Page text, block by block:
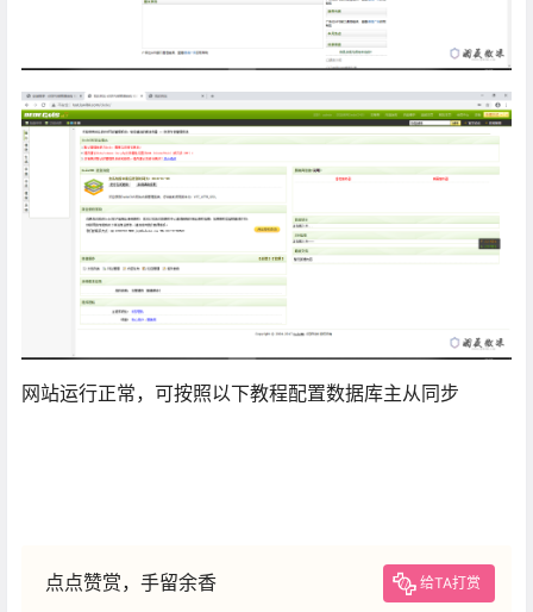
网站运行正常，可按照以下教程配置数据库主从同步
点点赞赏，手留余香 给TA打赏